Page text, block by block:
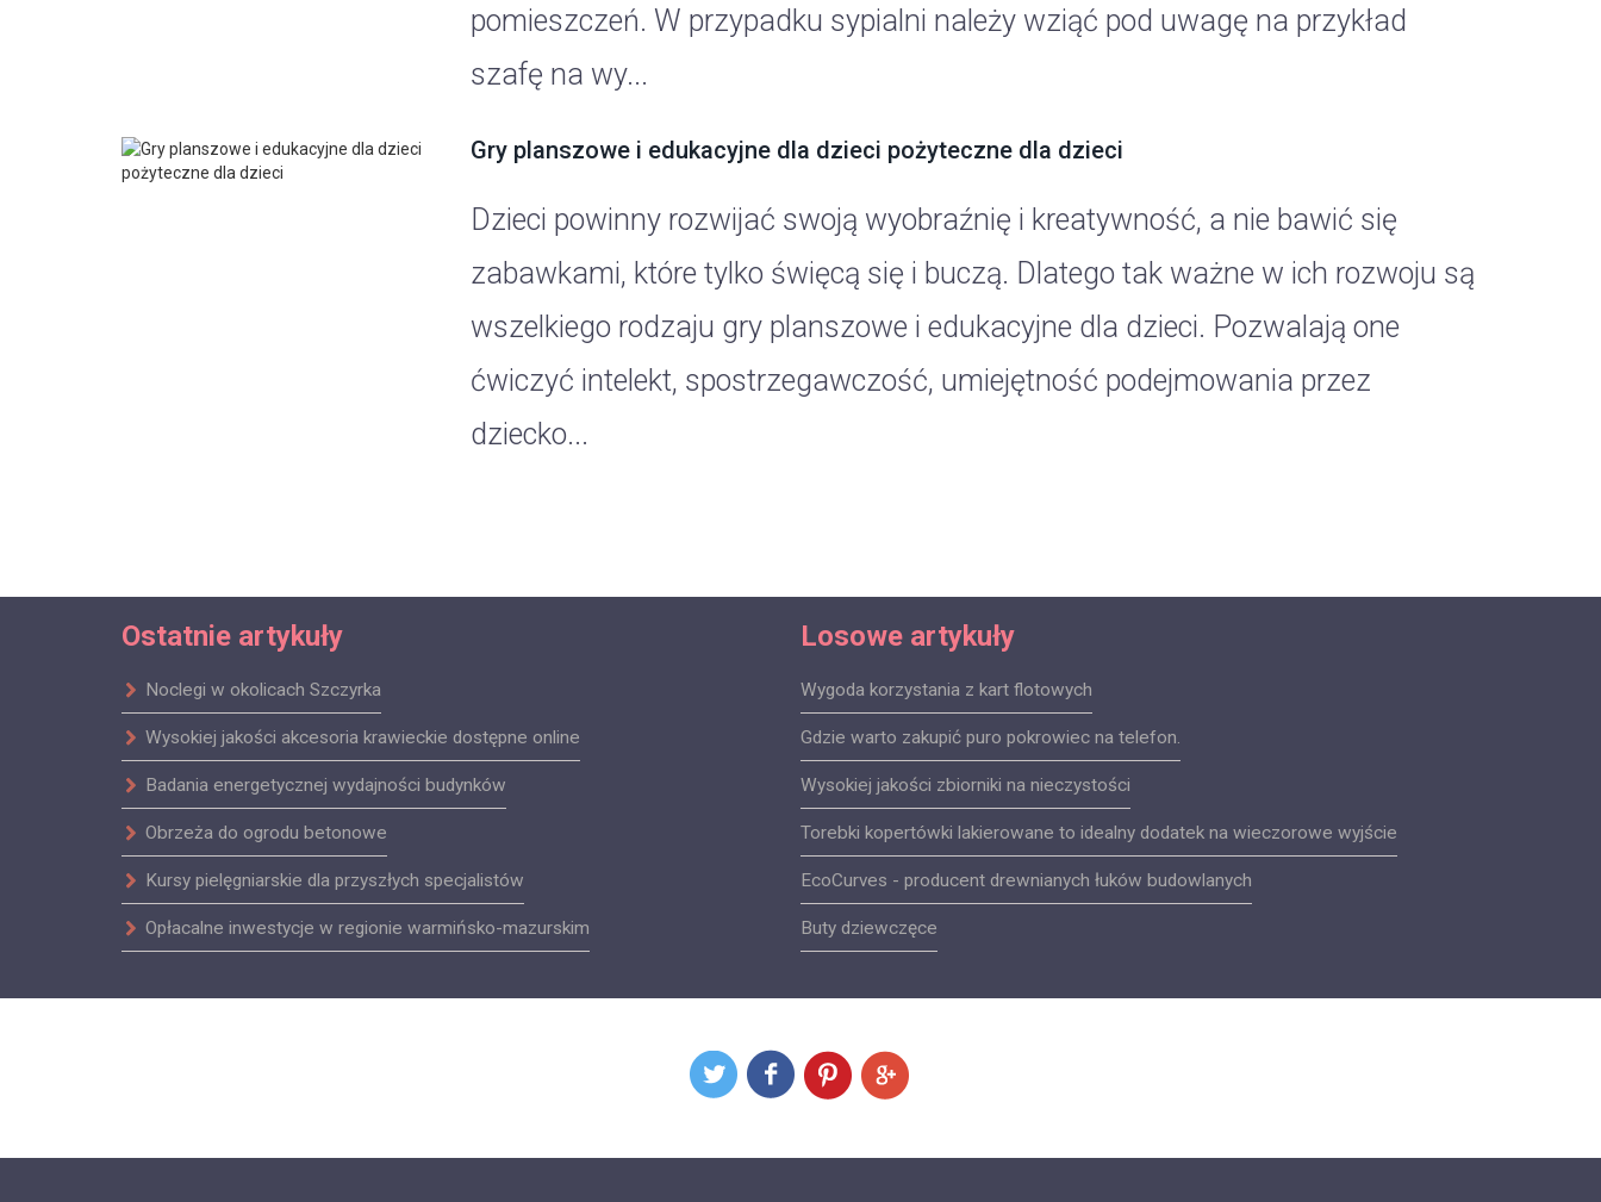
pomieszczeń. W przypadku sypialni należy wziąć pod uwagę na przykład
szafę na wy...
Gry planszowe i edukacyjne dla dzieci pożyteczne dla dzieci
Dzieci powinny rozwijać swoją wyobraźnię i kreatywność, a nie bawić się
zabawkami, które tylko święcą się i buczą. Dlatego tak ważne w ich rozwoju są
wszelkiego rodzaju gry planszowe i edukacyjne dla dzieci. Pozwalają one
ćwiczyć intelekt, spostrzegawczość, umiejętność podejmowania przez
dziecko...
Ostatnie artykuły
Noclegi w okolicach Szczyrka
Wysokiej jakości akcesoria krawieckie dostępne online
Badania energetycznej wydajności budynków
Obrzeża do ogrodu betonowe
Kursy pielęgniarskie dla przyszłych specjalistów
Opłacalne inwestycje w regionie warmińsko-mazurskim
Losowe artykuły
Wygoda korzystania z kart flotowych
Gdzie warto zakupić puro pokrowiec na telefon.
Wysokiej jakości zbiorniki na nieczystości
Torebki kopertówki lakierowane to idealny dodatek na wieczorowe wyjście
EcoCurves - producent drewnianych łuków budowlanych
Buty dziewczęce